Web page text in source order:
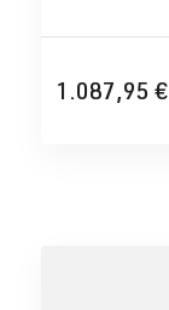
1.087,95 €